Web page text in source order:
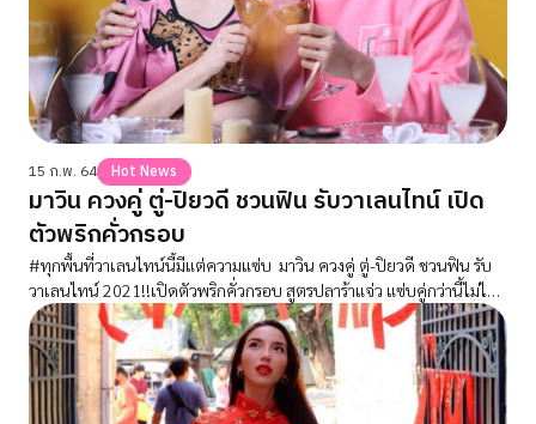
15 ก.พ. 64 Hot News
มาวิน ควงคู่ ตู่-ปิยวดี ชวนฟิน รับวาเลนไทน์ เปิด
ตัวพริกคั่วกรอบ
#ทุกพื้นที่วาเลนไทน์นี้มีแต่ความแซ่บ มาวิน ควงคู่ ตู่-ปิยวดี ชวนฟิน รับ
วาเลนไทน์ 2021!!เปิดตัวพริกคั่วกรอบ สูตรปลาร้าแจ่ว แซ่บคู่กว่านี้ไม่ได้
แล้ว!